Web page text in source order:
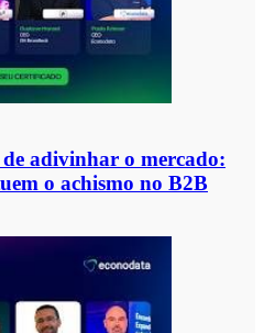
adivinhar o mercado:
o achismo no B2B